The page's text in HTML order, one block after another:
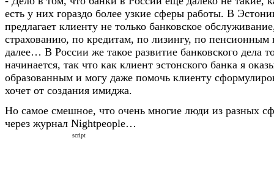
есть у них гораздо более узкие сферы работы. В
предлагает клиенту не только банковское
страхованию, по кредитам, по лизингу, по пенсионным
далее… В России же такое развитие банковского дела
начинается, так что как клиент эстонского банка я
образованным и могу даже помочь клиенту
хочет от создания имиджа.
Но самое смешное, что очень многие люди из разных
через журнал Nightpeople…
script